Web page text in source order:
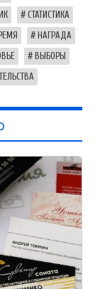
СТАТИСТИКА
НАГРАДА
ВЫБОРЫ